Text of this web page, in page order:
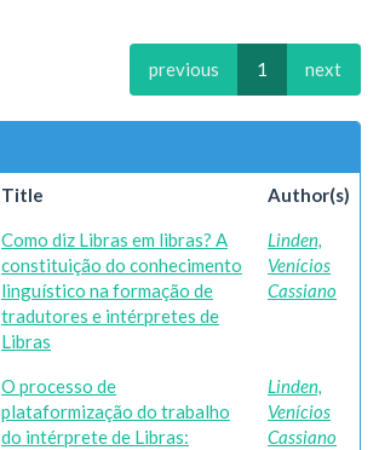
previous 1 next
Title Author(s)
Como diz Libras em libras? A
constituição do conhecimento
linguístico na formação de
tradutores e intérpretes de
Libras
Linden,
Venícios
Cassiano
O processo de
plataformização do trabalho
do intérprete de Libras:
Linden,
Venícios
Cassiano